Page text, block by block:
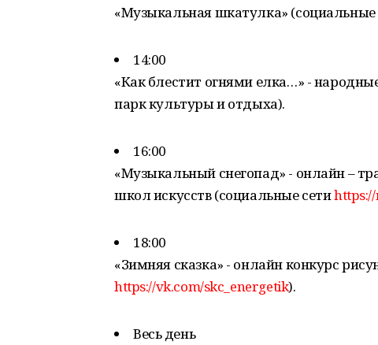
«Музыкальная шкатулка» (социальные
14:00
«Как блестит огнями елка…» -
парк культуры и отдыха).
16:00
«Музыкальный снегопад» - онлайн –
школ искусств (социальные сети
18:00
«Зимняя сказка» - онлайн конкурс
https://vk.com/skc_energetik).
Весь день